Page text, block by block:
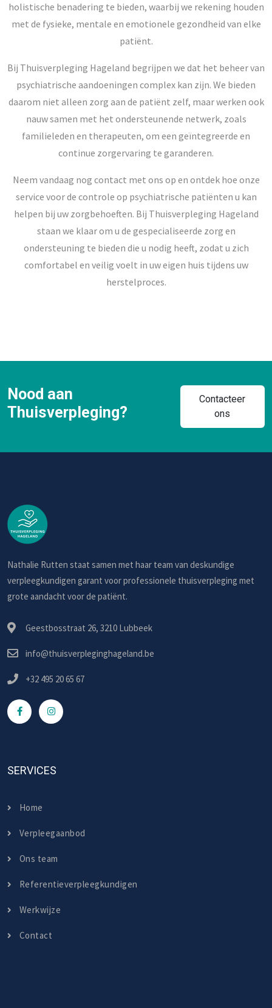
holistische benadering te bieden, waarbij we rekening houden
met de fysieke, mentale en emotionele gezondheid van elke
patiënt.
Bij Thuisverpleging Hageland begrijpen we dat het beheer van
psychiatrische aandoeningen complex kan zijn. We bieden
daarom niet alleen zorg aan de patiënt zelf, maar werken ook
nauw samen met het ondersteunende netwerk, zoals
familieleden en therapeuten, om een geïntegreerde en
continue zorgervaring te garanderen.
Neem vandaag nog contact met ons op en ontdek hoe onze
service voor de controle op psychiatrische patiënten u kan
helpen bij uw zorgbehoeften. Bij Thuisverpleging Hageland
staan we klaar om u de gespecialiseerde zorg en
ondersteuning te bieden die u nodig heeft, zodat u zich
comfortabel en veilig voelt in uw eigen huis tijdens uw
herstelproces.
Nood aan
Thuisverpleging?
Contacteer
ons
Nathalie Rutten staat samen met haar team van deskundige
verpleegkundigen garant voor professionele thuisverpleging met
grote aandacht voor de patiënt.
Geestbosstraat 26, 3210 Lubbeek
info@thuisverpleginghageland.be
+32 495 20 65 67
SERVICES
Home
Verpleegaanbod
Ons team
Referentieverpleegkundigen
Werkwijze
Contact